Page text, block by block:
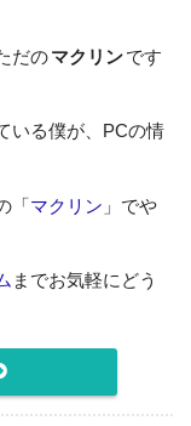
だのマクリンです
いる僕が、PCの情
「 マクリン 」でや
までお気軽にどう